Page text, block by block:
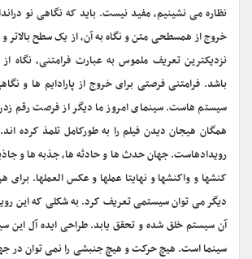
نظاره می نشینیم، مفید نیست. باید که نگاهی نو
خروج از همسطحی متن و نگاه به آن، از یک سطح بالاتر
نزدیکترین تعریف ملموس به عبارت فرامتنی، نگاه
باشد. فرامتنی فرصتی برای خروج از پارادایم ها و
سیستم هاست. سینمای امروز ما دیگر از فرصت رقم
همگان هیجان دیدن فیلم را به طورکامل تلمذ کرده
رویدادهاست. جهان حدث ها و حادثه ها، جذبه ها و جاذبه
کنشها و واکنشها و نهایتا عملها و عکس العملها. برای
دیگر می توان سیستمی تعریف کرد. به شکلی که این
آن سیستم خلق شده و تحقق یابد. طراحی ایده آل این
سینما است. هیچ حرکت و هیچ جنبشی را نمی توان در